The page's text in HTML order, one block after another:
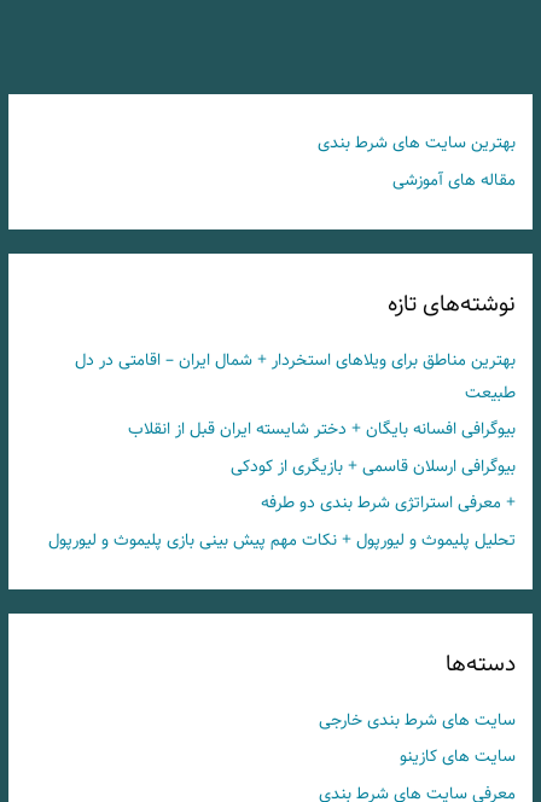
بهترین سایت های شرط بندی
مقاله های آموزشی
نوشته‌های تازه
بهترین مناطق برای ویلاهای استخردار + شمال ایران – اقامتی در دل
طبیعت
بیوگرافی افسانه بایگان + دختر شایسته ایران قبل از انقلاب
بیوگرافی ارسلان قاسمی + بازیگری از کودکی
+ معرفی استراتژی شرط بندی دو طرفه
تحلیل پلیموث و لیورپول + نکات مهم پیش بینی بازی پلیموث و لیورپول
دسته‌ها
سایت های شرط بندی خارجی
سایت های کازینو
معرفی سایت های شرط بندی